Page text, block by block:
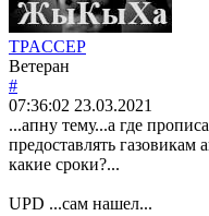
TPACCEP
Ветеран
#
07:36:02 23.03.2021
...апну тему...а где
предоставлять газовикам
какие сроки?...
UPD ...сам нашел...